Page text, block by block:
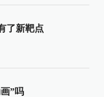
了新靶点
”吗